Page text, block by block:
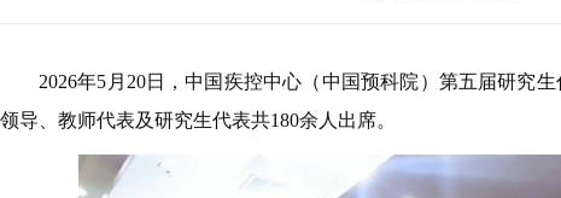
2026年5月20日，中国疾控中心（中国预科院）第五届研究
领导、教师代表及研究生代表共180余人出席。